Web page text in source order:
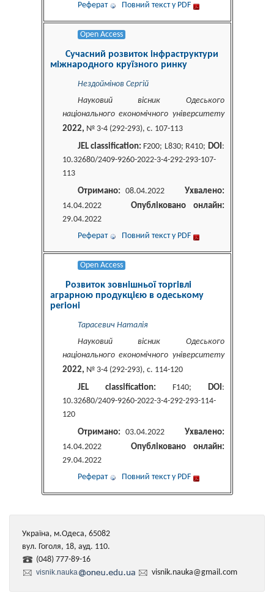
Реферат
Повний текст у PDF
Open Access
Сучасний розвиток інфраструктури
міжнародного круїзного ринку
Нездоймінов Сергій
Науковий вісник Одеського
національного економічного університету
2022, № 3-4 (292-293), c. 107-113
JEL classification: F200; L830; R410; DOI :
10.32680/2409-9260-2022-3-4-292-293-107-
113
Отримано: 08.04.2022 Ухвалено:
14.04.2022 Опубліковано онлайн:
29.04.2022
Реферат
Повний текст у PDF
Open Access
Розвиток зовнішньої торгівлі
аграрною продукцією в одеському
регіоні
Тарасевич Наталія
Науковий вісник Одеського
національного економічного університету
2022, № 3-4 (292-293), c. 114-120
JEL classification: F140; DOI :
10.32680/2409-9260-2022-3-4-292-293-114-
120
Отримано: 03.04.2022 Ухвалено:
14.04.2022 Опубліковано онлайн:
29.04.2022
Реферат
Повний текст у PDF
Україна, м.Одеса, 65082
вул. Гоголя, 18, ауд. 110.
(048) 777-89-16
visnik.nauka visnik.nauka@gmail.com